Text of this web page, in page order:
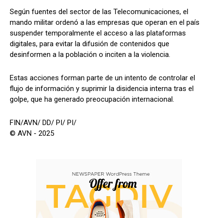
Según fuentes del sector de las Telecomunicaciones, el
mando militar ordenó a las empresas que operan en el país
suspender temporalmente el acceso a las plataformas
digitales, para evitar la difusión de contenidos que
desinformen a la población o inciten a la violencia.
Estas acciones forman parte de un intento de controlar el
flujo de información y suprimir la disidencia interna tras el
golpe, que ha generado preocupación internacional.
FIN/AVN/ DD/ PI/ PI/
© AVN - 2025